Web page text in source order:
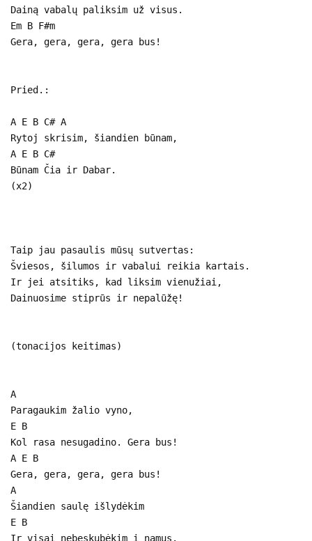
Dainą vabalų paliksim už visus.
Em B F#m
Gera, gera, gera, gera bus!
Pried.:
A E B C# A
Rytoj skrisim, šiandien būnam,
A E B C#
Būnam Čia ir Dabar.
(x2)
Taip jau pasaulis mūsų sutvertas:
Šviesos, šilumos ir vabalui reikia kartais.
Ir jei atsitiks, kad liksim vienužiai,
Dainuosime stiprūs ir nepalūžę!
(tonacijos keitimas)
A
Paragaukim žalio vyno,
E B
Kol rasa nesugadino. Gera bus!
A E B
Gera, gera, gera, gera bus!
A
Šiandien saulę išlydėkim
E B
Ir visai nebeskubėkim į namus.